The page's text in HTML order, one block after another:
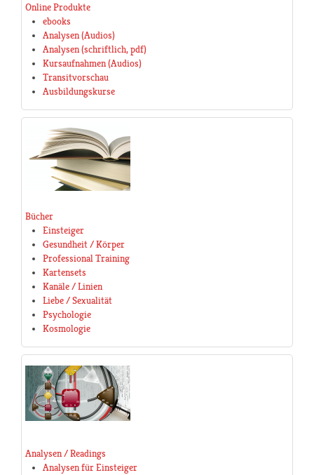
Online Produkte
ebooks
Analysen (Audios)
Analysen (schriftlich, pdf)
Kursaufnahmen (Audios)
Transitvorschau
Ausbildungskurse
Bücher
Einsteiger
Gesundheit / Körper
Professional Training
Kartensets
Kanäle / Linien
Liebe / Sexualität
Psychologie
Kosmologie
Analysen / Readings
Analysen für Einsteiger